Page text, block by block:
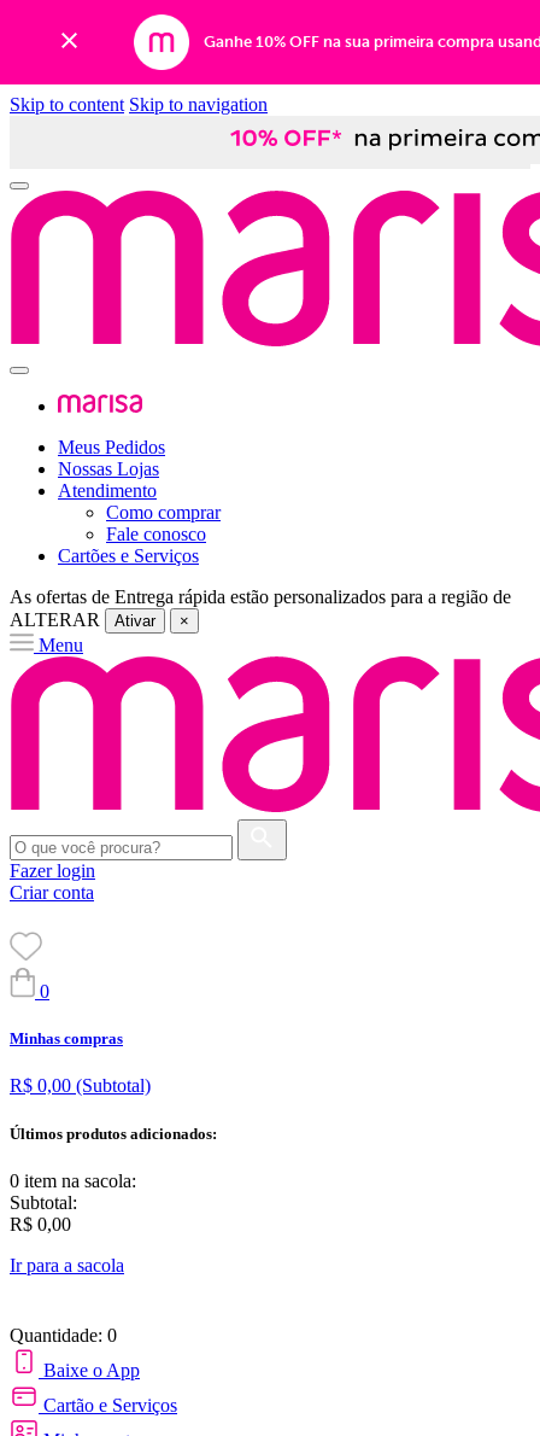
Ganhe 10% OFF na sua primeira compra
Skip to content Skip to navigation
Meus Pedidos
Nossas Lojas
Atendimento
Como comprar
Fale conosco
Cartões e Serviços
As ofertas de Entrega rápida estão personalizados para a região de
ALTERAR
Ativar ×
Menu
Fazer login
Criar conta
0
Minhas compras
R$ 0,00 (Subtotal)
Últimos produtos adicionados:
0 item na sacola:
Subtotal:
R$ 0,00
Ir para a sacola
Quantidade: 0
Baixe o App
Cartão e Serviços